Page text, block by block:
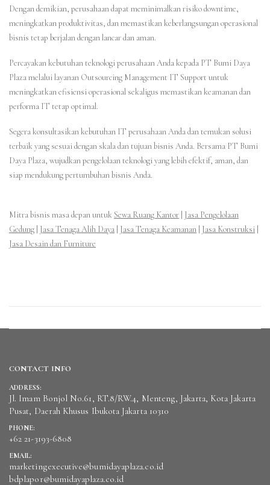
Dengan demikian, perusahaan dapat meminimalkan risiko downtime,
meningkatkan produktivitas, dan memastikan keberlangsungan operasional
bisnis tetap berjalan dengan lancar dan aman.
Percayakan kebutuhan teknologi perusahaan Anda kepada PT Bumi Daya
Plaza melalui layanan Outsourcing Management IT Support untuk
meningkatkan efisiensi operasional sekaligus memastikan keamanan dan
performa IT tetap optimal.
Segera konsultasikan kebutuhan IT perusahaan Anda dan temukan solusi
terbaik yang sesuai dengan skala dan tujuan bisnis Anda. Bersama PT Bumi
Daya Plaza, wujudkan pengelolaan teknologi yang lebih efektif, aman, dan
siap mendukung pertumbuhan bisnis Anda.
Mitra bisnis masa depan untukSewa Ruang Kantor Jasa Pengelolaan
Gedung Jasa Tenaga Alih Daya Jasa Tenaga Keamanan Jasa Konstruksi
Jasa Desain dan Furniture
CONTACT INFO
ADDRESS:
Jl. Imam Bonjol No.61, RT.8/RW.4, Menteng, Jakarta, Kota Jakarta
Pusat, Daerah Khusus Ibukota Jakarta 10310
PHONE:
+62 21-3193-6808
EMAIL:
marketingexecutive@bumidayaplaza.co.id
bdplapor@bumidayaplaza.co.id